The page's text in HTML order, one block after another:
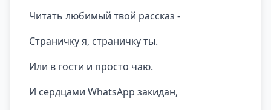
Читать любимый твой рассказ -
Страничку я, страничку ты.
Или в гости и просто чаю.
И сердцами WhatsApp закидан,